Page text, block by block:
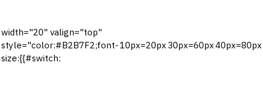
width="20" valign="top"
style="color:#B2B7F2;font-
size:{{#switch:
10px=20px30px=60px40px=80px